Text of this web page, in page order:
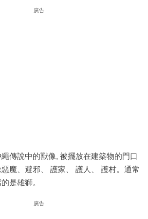
廣告
傳說中的獸像, 被擺放在建築物的門口
魔、避邪、 護家、 護人、 護村。通常
是雄獅。
廣告